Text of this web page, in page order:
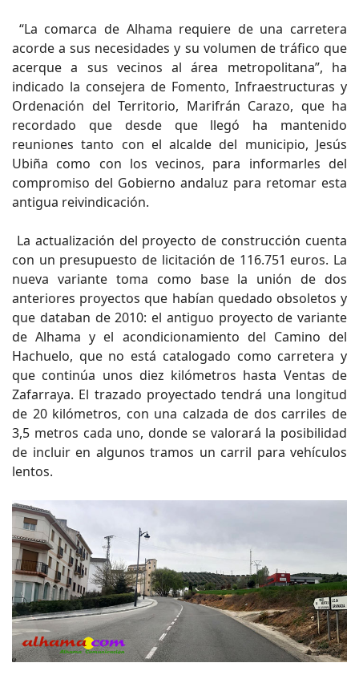
“La comarca de Alhama requiere de una carretera
acorde a sus necesidades y su volumen de tráfico que
acerque a sus vecinos al área metropolitana”, ha
indicado la consejera de Fomento, Infraestructuras y
Ordenación del Territorio, Marifrán Carazo, que ha
recordado que desde que llegó ha mantenido
reuniones tanto con el alcalde del municipio, Jesús
Ubiña como con los vecinos, para informarles del
compromiso del Gobierno andaluz para retomar esta
antigua reivindicación.
La actualización del proyecto de construcción cuenta
con un presupuesto de licitación de 116.751 euros. La
nueva variante toma como base la unión de dos
anteriores proyectos que habían quedado obsoletos y
que databan de 2010: el antiguo proyecto de variante
de Alhama y el acondicionamiento del Camino del
Hachuelo, que no está catalogado como carretera y
que continúa unos diez kilómetros hasta Ventas de
Zafarraya. El trazado proyectado tendrá una longitud
de 20 kilómetros, con una calzada de dos carriles de
3,5 metros cada uno, donde se valorará la posibilidad
de incluir en algunos tramos un carril para vehículos
lentos.